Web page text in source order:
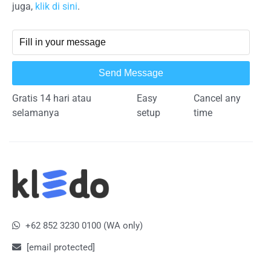
juga, klik di sini.
Send Message
Gratis 14 hari atau
selamanya
Easy
setup
Cancel any
time
+62 852 3230 0100 (WA only)
[email protected]